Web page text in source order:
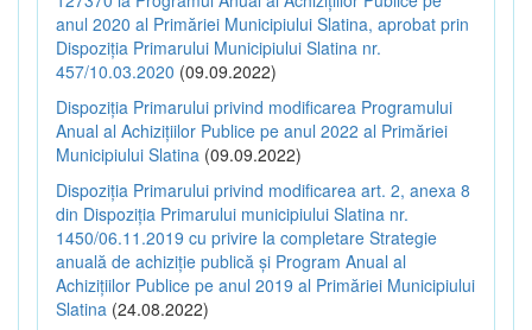
anul 2020 al Primăriei Municipiului Slatina, aprobat prin
Dispoziția Primarului Municipiului Slatina nr.
457/10.03.2020 (09.09.2022)
Dispoziția Primarului privind modificarea Programului
Anual al Achizițiilor Publice pe anul 2022 al Primăriei
Municipiului Slatina (09.09.2022)
Dispoziția Primarului privind modificarea art. 2, anexa 8
din Dispoziția Primarului municipiului Slatina nr.
1450/06.11.2019 cu privire la completare Strategie
anuală de achiziție publică și Program Anual al
Achizițiilor Publice pe anul 2019 al Primăriei Municipiului
Slatina (24.08.2022)